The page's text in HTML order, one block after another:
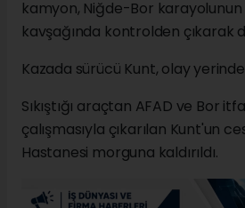
kamyon, Niğde-Bor
kavşağında kontrolden çıkarak
Kazada sürücü Kunt, olay
Sıkıştığı araçtan AFAD ve Bor
çalışmasıyla çıkarılan Kunt'un
Hastanesi morguna kaldırıldı.